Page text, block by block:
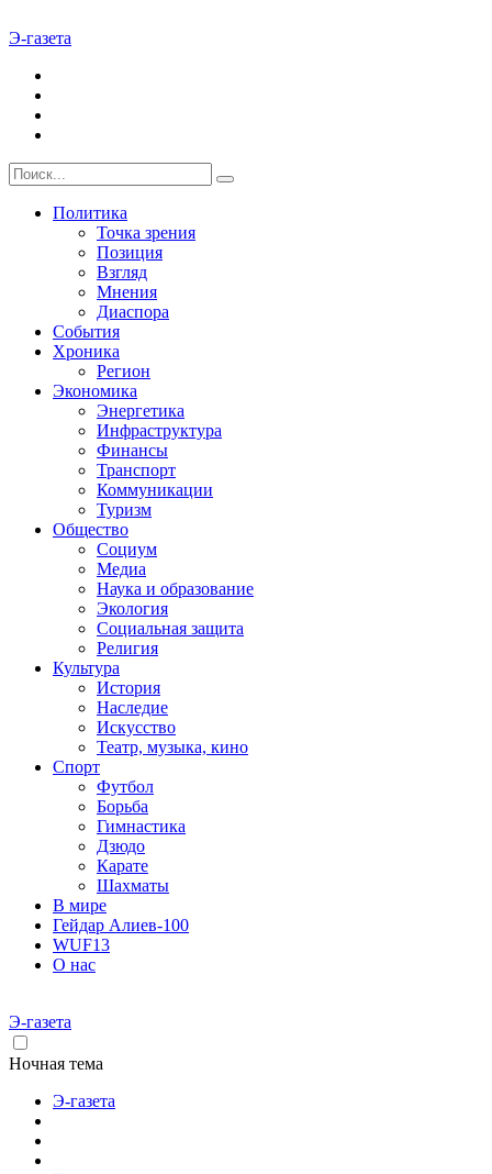
Э-газета
Политика
Точка зрения
Позиция
Взгляд
Мнения
Диаспора
События
Хроника
Регион
Экономика
Энергетика
Инфраструктура
Финансы
Транспорт
Коммуникации
Туризм
Общество
Социум
Медиа
Наука и образование
Экология
Социальная защита
Религия
Культура
История
Наследие
Искусство
Театр, музыка, кино
Спорт
Футбол
Борьба
Гимнастика
Дзюдо
Карате
Шахматы
В мире
Гейдар Алиев-100
WUF13
О нас
Э-газета
Ночная тема
Э-газета